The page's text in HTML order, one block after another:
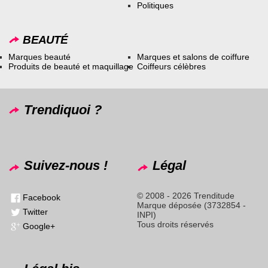
Politiques
BEAUTÉ
Marques beauté
Produits de beauté et maquillage
Marques et salons de coiffure
Coiffeurs célèbres
Trendiquoi ?
Suivez-nous !
Facebook
Twitter
Google+
Légal
© 2008 - 2026 Trenditude
Marque déposée (3732854 -
INPI)
Tous droits réservés